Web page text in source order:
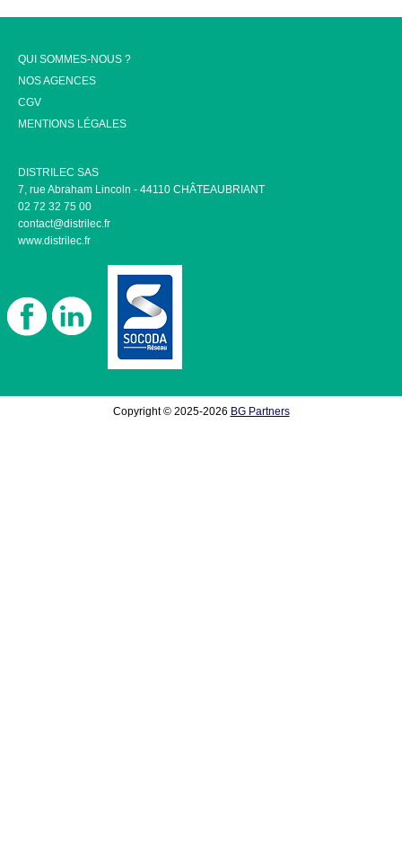
QUI SOMMES-NOUS ?
NOS AGENCES
CGV
MENTIONS LÉGALES
DISTRILEC SAS
7, rue Abraham Lincoln - 44110 CHÂTEAUBRIANT
02 72 32 75 00
contact@distrilec.fr
www.distrilec.fr
Copyright © 2025-2026 BG Partners